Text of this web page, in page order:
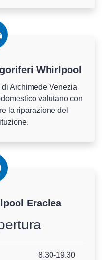
Whirlpool
Archimede Venezia
valutano con
la riparazione del
Eraclea
8.30-19.30